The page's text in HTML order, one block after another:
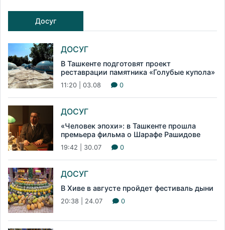
Досуг
ДОСУГ
В Ташкенте подготовят проект
реставрации памятника «Голубые купола»
11:20 | 03.08 0
ДОСУГ
«Человек эпохи»: в Ташкенте прошла
премьера фильма о Шарафе Рашидове
19:42 | 30.07 0
ДОСУГ
В Хиве в августе пройдет фестиваль дыни
20:38 | 24.07 0